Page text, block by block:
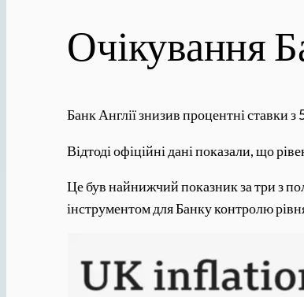
Очікування
Банк Англії знизив процентні ставки
Відтоді офіційні дані показали, що
Це був найнижчий показник за три з
інструментом для Банку контролю